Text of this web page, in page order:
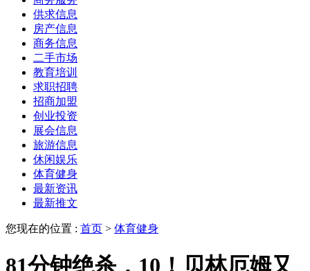
供求信息
房产信息
商务信息
二手市场
教育培训
求职招聘
招商加盟
创业投资
展会信息
旅游信息
休闲娱乐
体育健身
最新资讯
最新推文
您现在的位置 : 首页 > 体育健身
81分钟绝杀，10！贝林厄姆又